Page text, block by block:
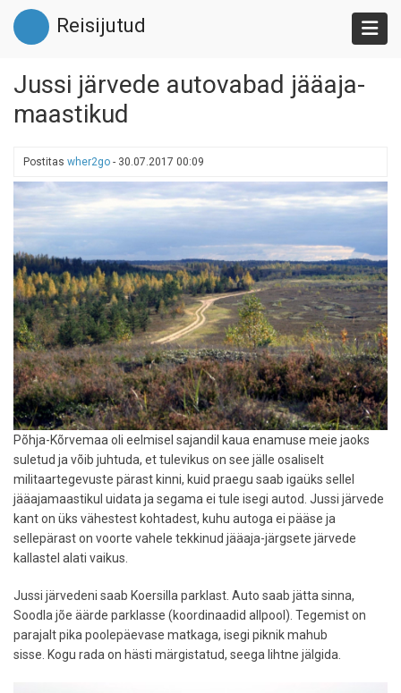
Liigu
edasi
põhisisu
Reisijutud
Jussi järvede autovabad jääaja-
maastikud
Postitas wher2go - 30.07.2017 00:09
Põhja-Kõrvemaa oli eelmisel sajandil kaua enamuse meie jaoks
suletud ja võib juhtuda, et tulevikus on see jälle osaliselt
militaartegevuste pärast kinni, kuid praegu saab igaüks sellel
jääajamaastikul uidata ja segama ei tule isegi autod. Jussi järvede
kant on üks vähestest kohtadest, kuhu autoga ei pääse ja
sellepärast on voorte vahele tekkinud jääaja-järgsete järvede
kallastel alati vaikus.
Jussi järvedeni saab Koersilla parklast. Auto saab jätta sinna,
Soodla jõe äärde parklasse (koordinaadid allpool). Tegemist on
parajalt pika poolepäevase matkaga, isegi piknik mahub
sisse. Kogu rada on hästi märgistatud, seega lihtne jälgida.